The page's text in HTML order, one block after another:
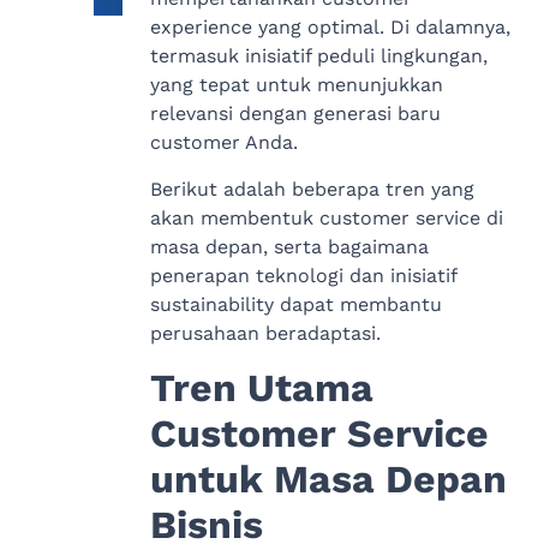
experience yang optimal. Di dalamnya,
termasuk inisiatif peduli lingkungan,
yang tepat untuk menunjukkan
relevansi dengan generasi baru
customer Anda.
Berikut adalah beberapa tren yang
akan membentuk customer service di
masa depan, serta bagaimana
penerapan teknologi dan inisiatif
sustainability dapat membantu
perusahaan beradaptasi.
Tren Utama
Customer Service
untuk Masa Depan
Bisnis